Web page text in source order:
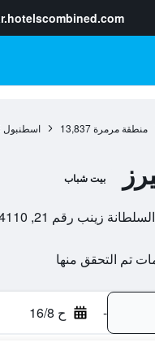
منطقة مرمرة 13,837 اسطنبول
بيت شباب
اسطنبول, محافظة إسطنبول, تركيا
- ح 16/8